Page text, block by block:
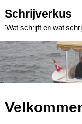
to
content
Schrijverkus
'Wat schrijft en wat